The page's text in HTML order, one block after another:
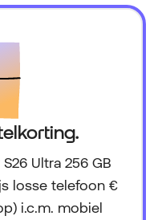
Ultra 256 GB
losse telefoon €
i.c.m. mobiel